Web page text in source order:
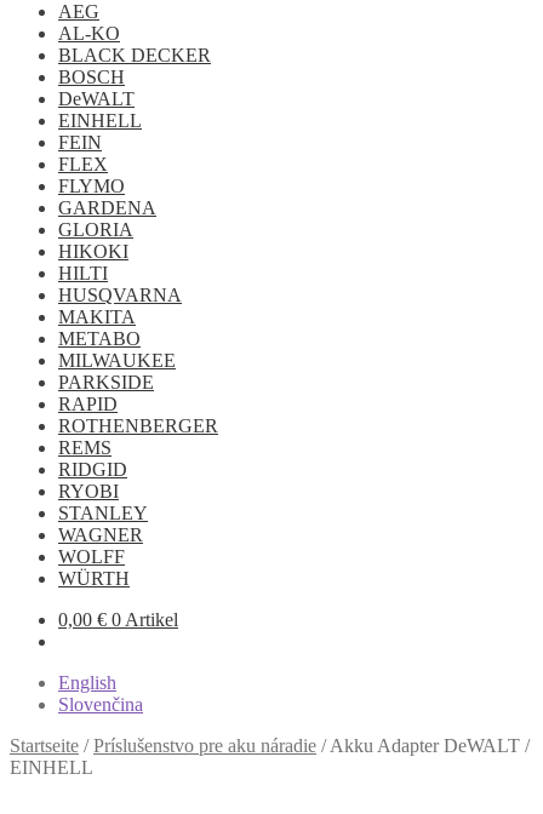
AEG
AL-KO
BLACK DECKER
BOSCH
DeWALT
EINHELL
FEIN
FLEX
FLYMO
GARDENA
GLORIA
HIKOKI
HILTI
HUSQVARNA
MAKITA
METABO
MILWAUKEE
PARKSIDE
RAPID
ROTHENBERGER
REMS
RIDGID
RYOBI
STANLEY
WAGNER
WOLFF
WÜRTH
0,00 € 0 Artikel
English
Slovenčina
Startseite /Príslušenstvo pre aku náradie /Akku Adapter DeWALT /
EINHELL